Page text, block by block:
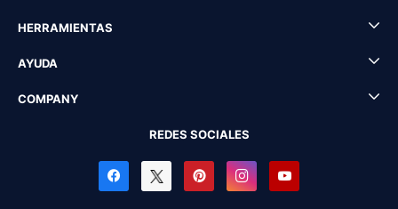
HERRAMIENTAS
AYUDA
COMPANY
REDES SOCIALES